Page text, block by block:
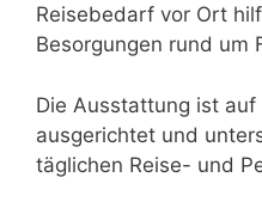
Reisebedarf vor Ort
Besorgungen rund um
Die Ausstattung ist auf
ausgerichtet und
täglichen Reise- und